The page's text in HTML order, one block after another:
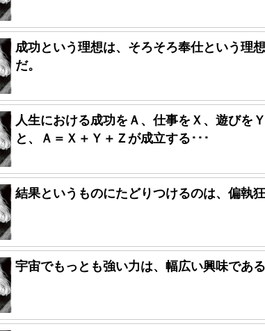
成功という理想は、そろそろ奉仕という理
だ。
人生における成功をＡ、仕事をＸ、遊びを
と、Ａ＝Ｘ＋Ｙ＋Ｚが成立する･･･
結果というものにたどりつけるのは、偏執
宇宙でもっとも強い力は、幅広い興味である